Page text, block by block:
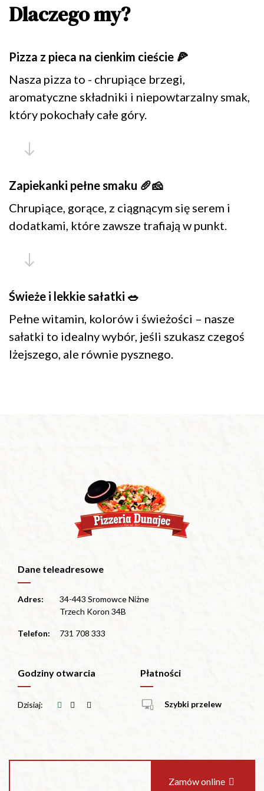
Dlaczego my?
Pizza z pieca na cienkim cieście 🍕
Nasza pizza to - chrupiące brzegi,
aromatyczne składniki i niepowtarzalny smak,
który pokochały całe góry.
Zapiekanki pełne smaku 🥖🧀
Chrupiące, gorące, z ciągnącym się serem i
dodatkami, które zawsze trafiają w punkt.
Świeże i lekkie sałatki 🥗
Pełne witamin, kolorów i świeżości – nasze
sałatki to idealny wybór, jeśli szukasz czegoś
lżejszego, ale równie pysznego.
Dane teleadresowe
Adres:
34-443 Sromowce Niżne
Trzech Koron 34B
Telefon: 731 708 333
Godziny otwarcia
Dzisiaj:
Płatności
Szybki przelew
Zamów online